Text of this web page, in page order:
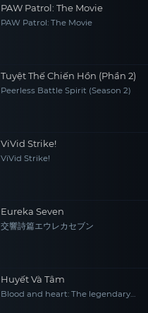
PAW Patrol: The Movie
PAW Patrol: The Movie
Tuyệt Thế Chiến Hồn (Phần 2)
Peerless Battle Spirit (Season 2)
ViVid Strike!
ViVid Strike!
Eureka Seven
交響詩篇エウレカセブン
Huyết Và Tâm
Blood and heart: The legendary